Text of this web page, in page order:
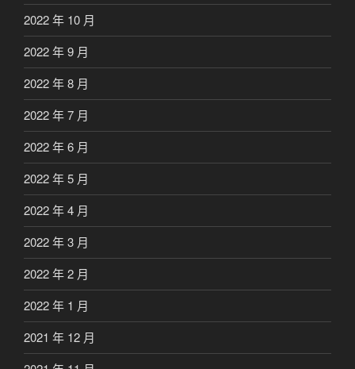
2022 年 10 月
2022 年 9 月
2022 年 8 月
2022 年 7 月
2022 年 6 月
2022 年 5 月
2022 年 4 月
2022 年 3 月
2022 年 2 月
2022 年 1 月
2021 年 12 月